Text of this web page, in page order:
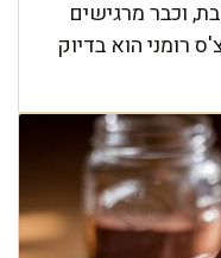
וכבר מרגישים
רומני הוא בדיוק